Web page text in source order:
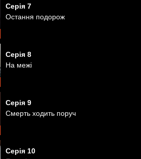
Серія 7
Остання подорож
Серія 8
На межі
Серія 9
Смерть ходить поруч
Серія 10